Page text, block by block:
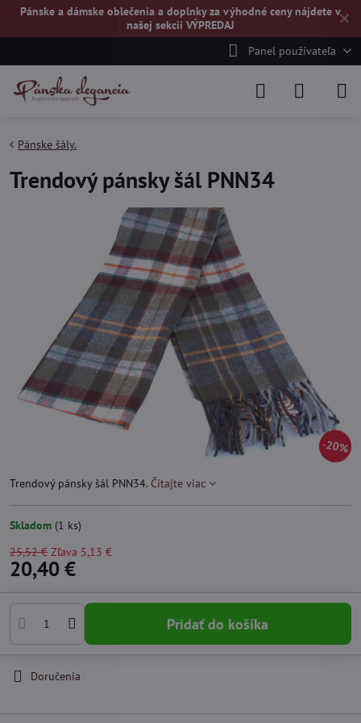
✕
Pánske a dámske oblečenia a doplnky za výhodné ceny nájdete v
našej sekcii VÝPREDAJ
Panel používateľa
20%
Pánske šály.
Trendový pánsky šál PNN34
Trendový pánsky šál PNN34. Čítajte viac
Skladom (1 ks)
25,52 € Zľava 5,13 €
20,40 €
Pridať do košíka
Doručenia